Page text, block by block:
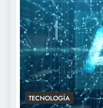
TECNOLOGÍA